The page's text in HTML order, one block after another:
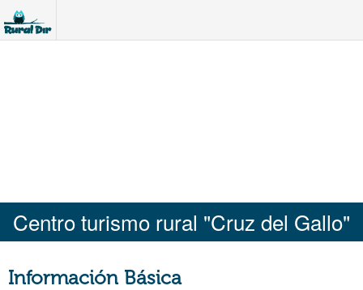
Centro turismo rural "Cruz del Gallo"
Información Básica